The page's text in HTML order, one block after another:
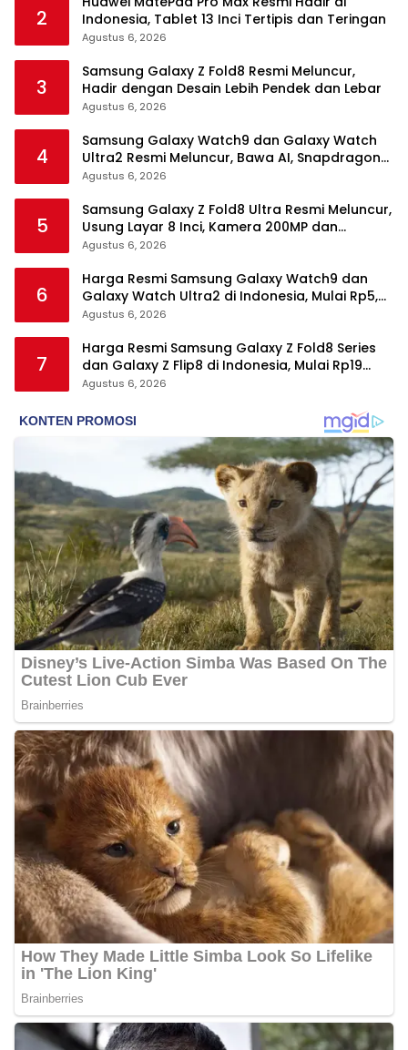
2
Indonesia, Tablet 13 Inci Tertipis dan Teringan
Agustus 6, 2026
3
Samsung Galaxy Z Fold8 Resmi Meluncur,
Hadir dengan Desain Lebih Pendek dan Lebar
Agustus 6, 2026
4
Samsung Galaxy Watch9 dan Galaxy Watch
Ultra2 Resmi Meluncur, Bawa AI, Snapdragon
Wear Elite, dan Fitur Kesehatan Baru
Agustus 6, 2026
5
Samsung Galaxy Z Fold8 Ultra Resmi Meluncur,
Usung Layar 8 Inci, Kamera 200MP dan
Snapdragon 8 Elite Gen 5
Agustus 6, 2026
6
Harga Resmi Samsung Galaxy Watch9 dan
Galaxy Watch Ultra2 di Indonesia, Mulai Rp5,9
Jutaan
Agustus 6, 2026
7
Harga Resmi Samsung Galaxy Z Fold8 Series
dan Galaxy Z Flip8 di Indonesia, Mulai Rp19
Jutaan
Agustus 6, 2026